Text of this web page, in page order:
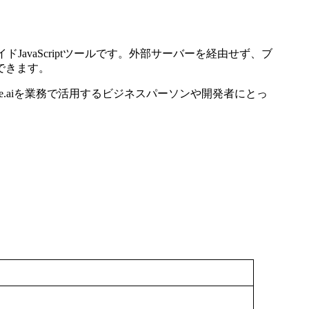
ドJavaScriptツールです。外部サーバーを経由せず、ブ
ます。
を業務で活用するビジネスパーソンや開発者にとっ